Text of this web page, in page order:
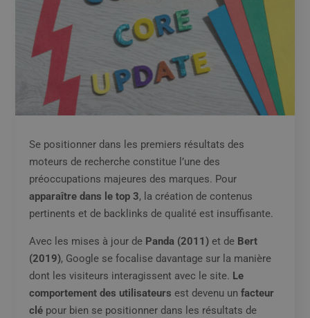
Se positionner dans les premiers résultats des
moteurs de recherche constitue l’une des
préoccupations majeures des marques. Pour
apparaître dans le top 3, la création de contenus
pertinents et de backlinks de qualité est insuffisante.
Avec les mises à jour de Panda (2011) et de Bert
(2019), Google se focalise davantage sur la manière
dont les visiteurs interagissent avec le site. Le
comportement des utilisateurs est devenu un facteur
clé pour bien se positionner dans les résultats de